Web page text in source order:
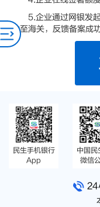
5.企业通过网银发起
输至海关，反馈备案成
民生手机银行
App
中国民
微信
24